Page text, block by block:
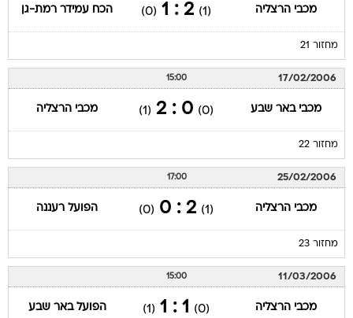
מכבי הרצליה (1)
2 : 1
(0) הכח עמידר רמת-גן
מחזור 21
17/02/2006
15:00
מכבי באר שבע (0)
0 : 2
(1) מכבי הרצליה
מחזור 22
25/02/2006
17:00
מכבי הרצליה (1)
2 : 0
(0) הפועל רעננה
מחזור 23
11/03/2006
15:00
מכבי הרצליה (0)
1 : 1
(1) הפועל באר שבע